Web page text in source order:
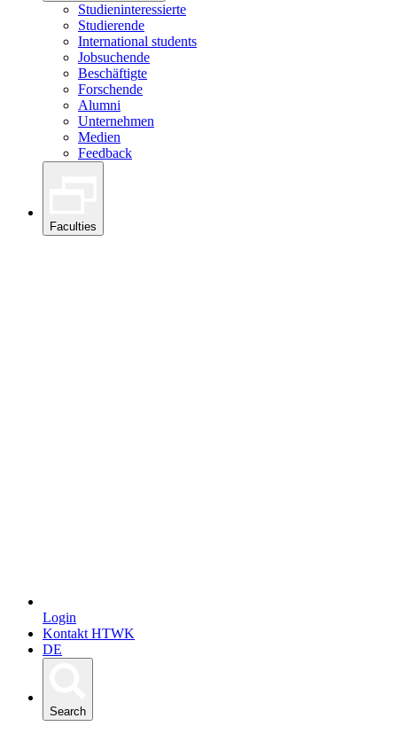
Studieninteressierte
Studierende
International students
Jobsuchende
Beschäftigte
Forschende
Alumni
Unternehmen
Medien
Feedback
Faculties
Login
Kontakt HTWK
DE
Search